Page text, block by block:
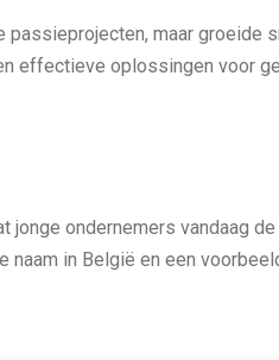
maar groeide
effectieve oplossingen voor
ondernemers vandaag
in België en een